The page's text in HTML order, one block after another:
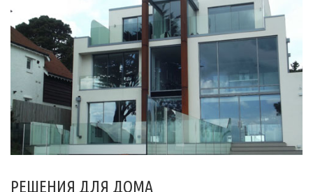
РЕШЕНИЯ ДЛЯ ДОМА